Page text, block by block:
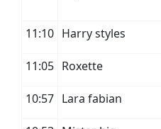
11:10 Harry styles
11:05 Roxette
10:57 Lara fabian